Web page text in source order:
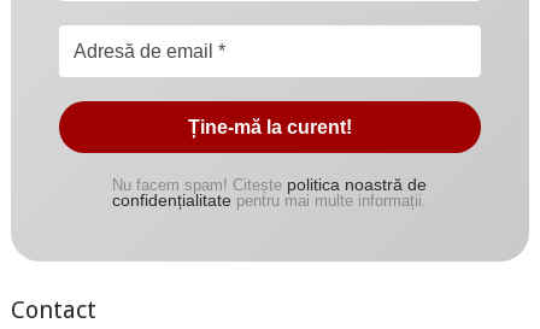
Nu facem spam! Citește politica noastră de
confidențialitate pentru mai multe informații.
Contact